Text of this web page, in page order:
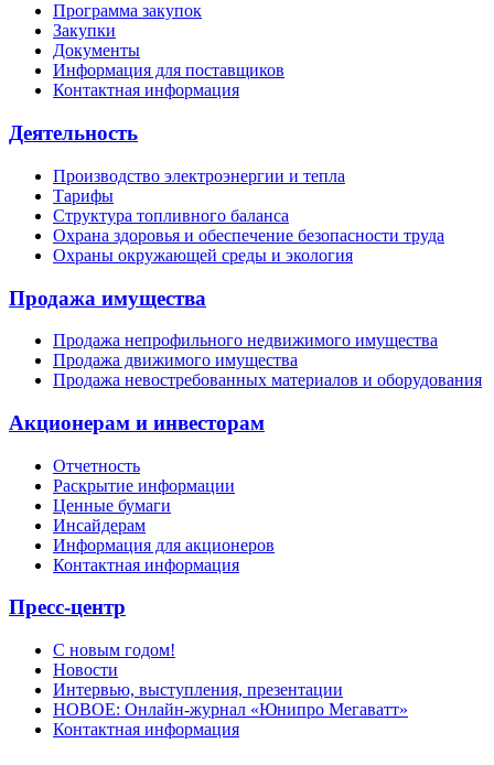
Программа закупок
Закупки
Документы
Информация для поставщиков
Контактная информация
Деятельность
Производство электроэнергии и тепла
Тарифы
Структура топливного баланса
Охрана здоровья и обеспечение безопасности труда
Охраны окружающей среды и экология
Продажа имущества
Продажа непрофильного недвижимого имущества
Продажа движимого имущества
Продажа невостребованных материалов и оборудования
Акционерам и инвесторам
Отчетность
Раскрытие информации
Ценные бумаги
Инсайдерам
Информация для акционеров
Контактная информация
Пресс-центр
С новым годом!
Новости
Интервью, выступления, презентации
НОВОЕ: Онлайн-журнал «Юнипро Мегаватт»
Контактная информация